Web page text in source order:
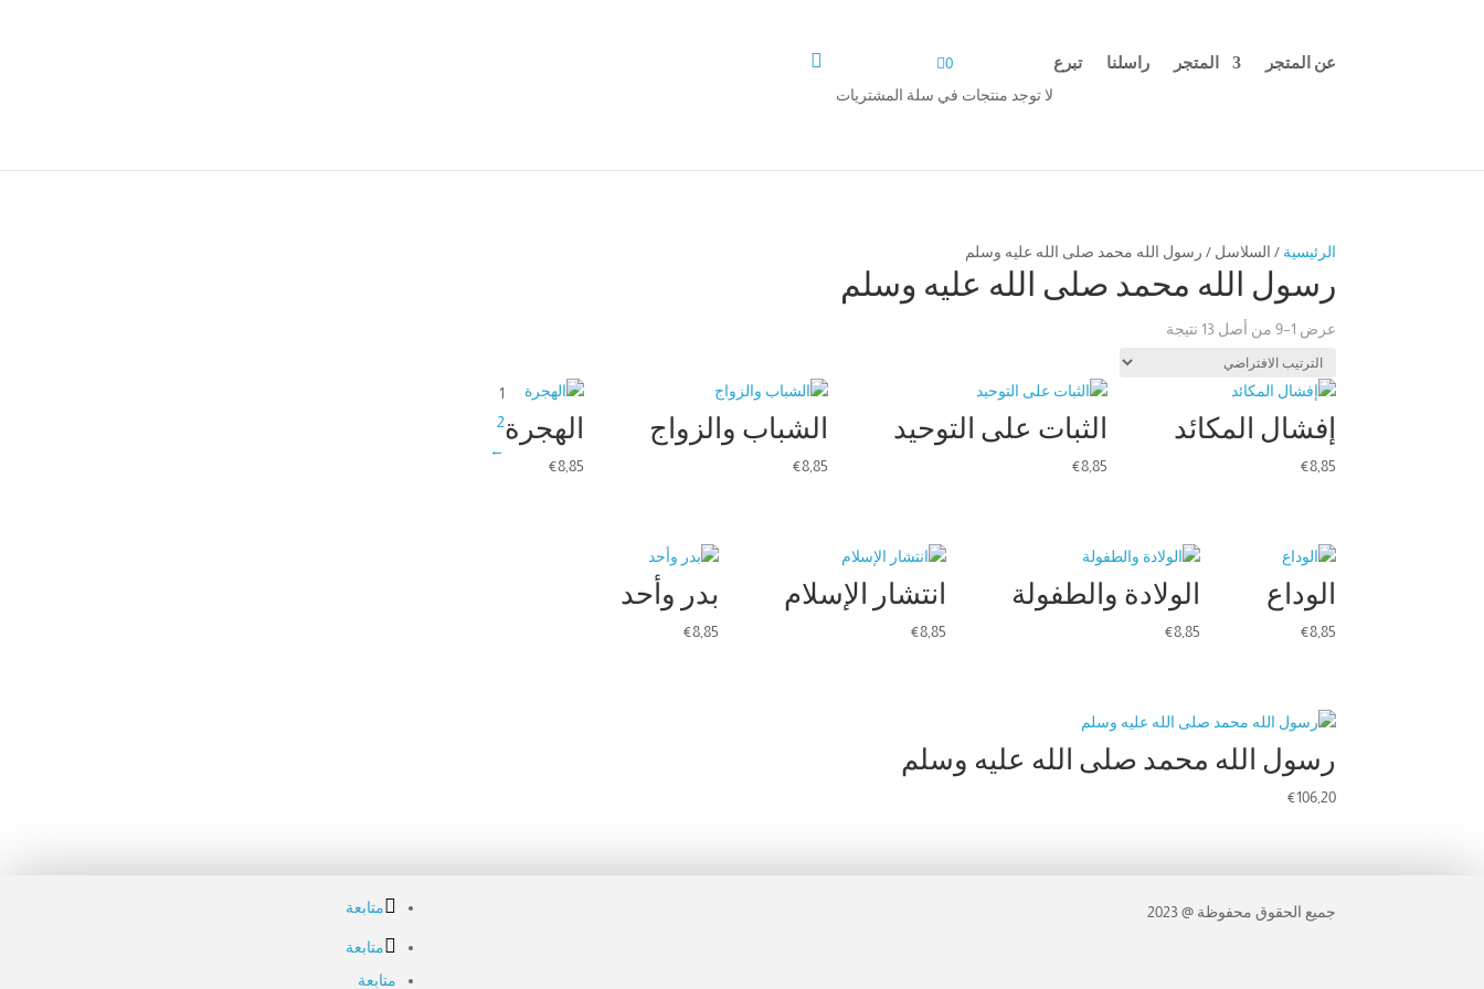
عن المتجر المتجر راسلنا تبرع 0
لا توجد منتجات في سلة المشتريات

الرئيسية / السلاسل / رسول الله محمد صلى الله عليه وسلم
رسول الله محمد صلى الله عليه وسلم
عرض 1–9 من أصل 13 نتيجة
إفشال المكائد
€8,85
الثبات على التوحيد
€8,85
الشباب والزواج
€8,85
الهجرة
€8,85
الوداع
€8,85
الولادة والطفولة
€8,85
انتشار الإسلام
€8,85
بدر وأحد
€8,85
رسول الله محمد صلى الله عليه وسلم
€106,20
1
2
←
متابعة
متابعة
متابعة
جميع الحقوق محفوظة @ 2023